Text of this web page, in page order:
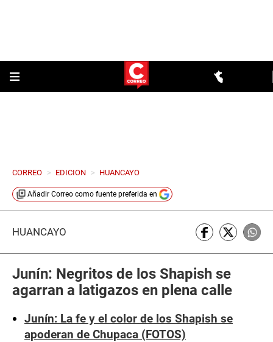
CORREO > EDICION > HUANCAYO
Añadir Correo como fuente preferida en
HUANCAYO
Junín: Negritos de los Shapish se
agarran a latigazos en plena calle
Junín: La fe y el color de los Shapish se
apoderan de Chupaca (FOTOS)